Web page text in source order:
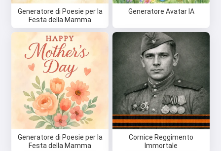
Generatore di Poesie per la
Festa della Mamma
Generatore Avatar IA
Generatore di Poesie per la
Festa della Mamma
Cornice Reggimento
Immortale